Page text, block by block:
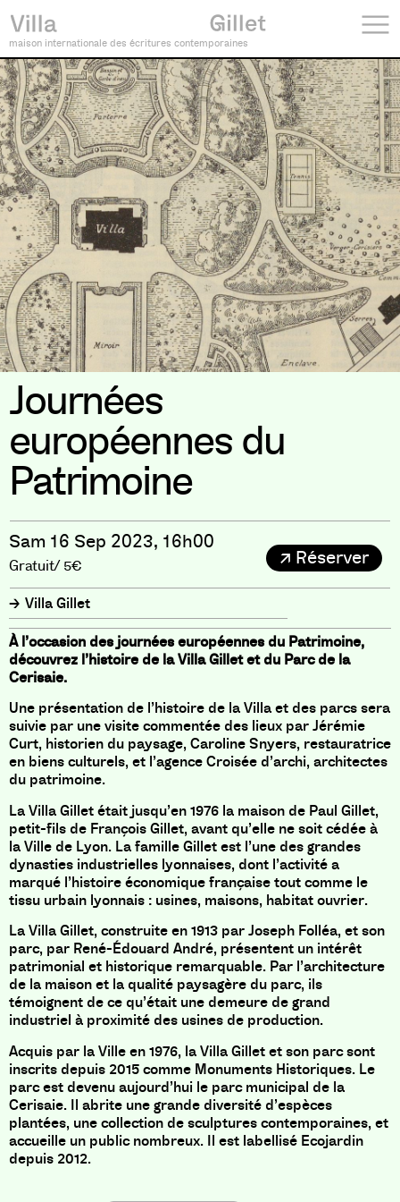
maison internationale des écritures contemporaines
Journées
européennes du
Patrimoine
Sam 16 Sep 2023, 16h00
Gratuit/ 5€ Réserver
Villa Gillet
À l’occasion des journées européennes du Patrimoine,
découvrez l’histoire de la Villa Gillet et du Parc de la
Cerisaie.
Une présentation de l’histoire de la Villa et des parcs sera
suivie par une visite commentée des lieux par Jérémie
Curt, historien du paysage, Caroline Snyers, restauratrice
en biens culturels, et l’agence Croisée d’archi, architectes
du patrimoine.
La Villa Gillet était jusqu’en 1976 la maison de Paul Gillet,
petit-fils de François Gillet, avant qu’elle ne soit cédée à
la Ville de Lyon. La famille Gillet est l’une des grandes
dynasties industrielles lyonnaises, dont l’activité a
marqué l’histoire économique française tout comme le
tissu urbain lyonnais : usines, maisons, habitat ouvrier.
La Villa Gillet, construite en 1913 par Joseph Folléa, et son
parc, par René-Édouard André, présentent un intérêt
patrimonial et historique remarquable. Par l’architecture
de la maison et la qualité paysagère du parc, ils
témoignent de ce qu’était une demeure de grand
industriel à proximité des usines de production.
Acquis par la Ville en 1976, la Villa Gillet et son parc sont
inscrits depuis 2015 comme Monuments Historiques. Le
parc est devenu aujourd’hui le parc municipal de la
Cerisaie. Il abrite une grande diversité d’espèces
plantées, une collection de sculptures contemporaines, et
accueille un public nombreux. Il est labellisé Ecojardin
depuis 2012.